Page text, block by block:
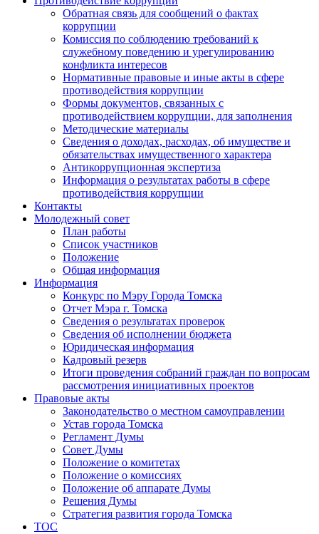
Обратная связь для сообщений о фактах
коррупции
Комиссия по соблюдению требований к
служебному поведению и урегулированию
конфликта интересов
Нормативные правовые и иные акты в сфере
противодействия коррупции
Формы документов, связанных с
противодействием коррупции, для заполнения
Методические материалы
Сведения о доходах, расходах, об имуществе и
обязательствах имущественного характера
Антикоррупционная экспертиза
Информация о результатах работы в сфере
противодействия коррупции
Контакты
Молодежный совет
План работы
Список участников
Положение
Общая информация
Информация
Конкурс по Мэру Города Томска
Отчет Мэра г. Томска
Сведения о результатах проверок
Сведения об исполнении бюджета
Юридическая информация
Кадровый резерв
Итоги проведения собраний граждан по вопросам
рассмотрения инициативных проектов
Правовые акты
Законодательство о местном самоуправлении
Устав города Томска
Регламент Думы
Совет Думы
Положение о комитетах
Положение о комиссиях
Положение об аппарате Думы
Решения Думы
Стратегия развития города Томска
ТОС